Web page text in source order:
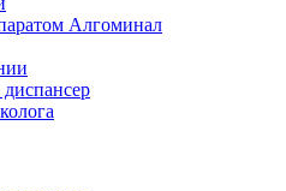
Алгоминал